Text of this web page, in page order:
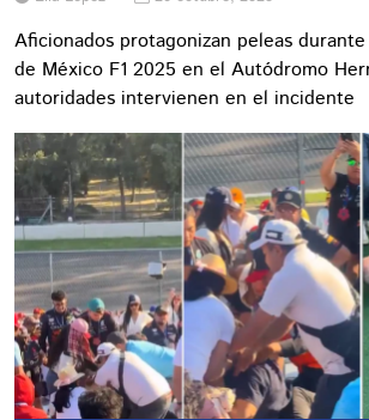
Aficionados protagonizan peleas
de México F1 2025 en el Autódromo
autoridades intervienen en el incidente